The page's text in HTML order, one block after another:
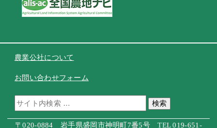
農業公社について
お問い合わせフォーム
検索
〒020-0884 岩手県盛岡市神明町7番5号 TEL 019-651-